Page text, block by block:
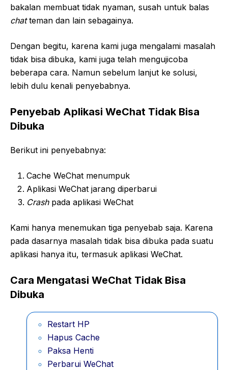
bakalan membuat tidak nyaman, susah untuk balas
chatteman dan lain sebagainya.
Dengan begitu, karena kami juga mengalami masalah
tidak bisa dibuka, kami juga telah mengujicoba
beberapa cara. Namun sebelum lanjut ke solusi,
lebih dulu kenali penyebabnya.
Penyebab Aplikasi WeChat Tidak Bisa
Dibuka
Berikut ini penyebabnya:
Cache WeChat menumpuk
Aplikasi WeChat jarang diperbarui
Crashpada aplikasi WeChat
Kami hanya menemukan tiga penyebab saja. Karena
pada dasarnya masalah tidak bisa dibuka pada suatu
aplikasi hanya itu, termasuk aplikasi WeChat.
Cara Mengatasi WeChat Tidak Bisa
Dibuka
Restart HP
Hapus Cache
Paksa Henti
Perbarui WeChat